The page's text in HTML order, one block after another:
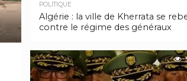
POLITIQUE
Algérie : la ville de Kherrata se
contre le régime des généraux